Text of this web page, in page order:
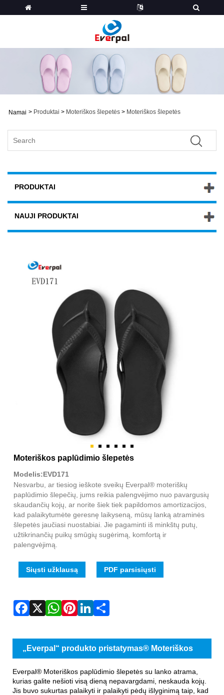
Namai > Produktai > Moteriškos šlepetės > Moteriškos šlepetės
PRODUKTAI
NAUJI PRODUKTAI
Moteriškos paplūdimio šlepetės
Modelis:EVD171
Nesvarbu, ar tiesiog ieškote sveikų Everpal® moteriškų
paplūdimio šlepečių, jums reikia palengvėjimo nuo pavargusių
skaudančių kojų, ar norite šiek tiek papildomos amortizacijos,
kad palaikytumėte geresnę laikyseną, mūsų lanką atraminės
šlepetės jaučiasi nuostabiai. Jie pagaminti iš minkštų putų,
užtikrinančių puikų smūgių sugėrimą, komfortą ir
palengvėjimą.
Siųsti užklausą PDF parsisiųsti
„Everpal“ produkto pristatymas® Moteriškos
paplūdimio šlepetės
Everpal® Moteriškos paplūdimio šlepetės su lanko atrama,
kurias galite nešioti visą dieną nepavargdami, neskauda kojų.
Jis buvo sukurtas palaikyti ir palaikyti pėdų išlyginimą taip, kad